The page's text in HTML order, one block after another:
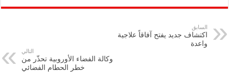
p
y
Li
eb
k
tt
er
nt
at
p
gr
ai
ar
السابق
اكتشاف جديد يفتح آفاقاً علاجية
واعدة
التالي
وكالة الفضاء الأوروبية تحذّر من
خطر الحطام الفضائي